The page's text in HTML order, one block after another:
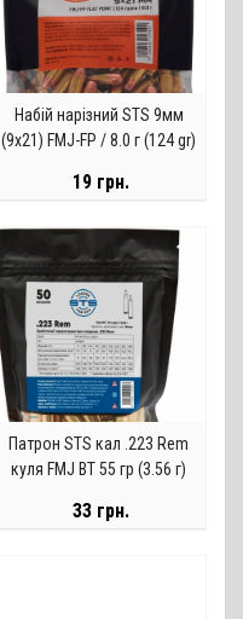
Набій нарізний STS 9мм
(9х21) FMJ-FP / 8.0 г (124 gr)
19 грн.
Патрон STS кал .223 Rem
куля FMJ BT 55 гр (3.56 г)
33 грн.